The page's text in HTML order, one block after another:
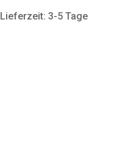
Lieferzeit: 3-5 Tage